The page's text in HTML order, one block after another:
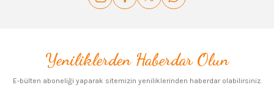
Gönder
Yeniliklerden Haberdar Olun
E-bülten aboneliği yaparak sitemizin yeniliklerinden haberdar olabilirsiniz.